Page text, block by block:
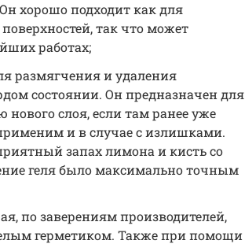
хорошо подходит как для
так что может
работах;
размягчения и удаления
состоянии. Он предназначен для
слоя, если там ранее уже
и в случае с излишками.
запах лимона и кисть со
геля было максимально точным
по заверениям производителей,
герметиком. Также при помощи